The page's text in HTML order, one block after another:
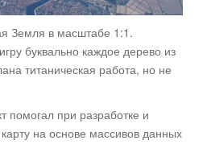
Земля в масштабе 1:1.
буквально каждое дерево из
титаническая работа, но не
помогал при разработке и
на основе массивов данных